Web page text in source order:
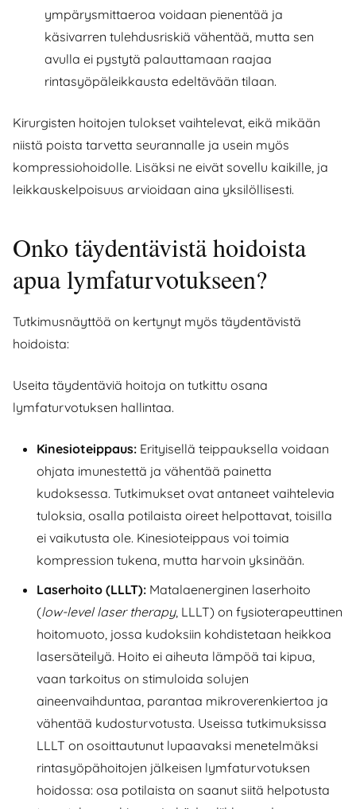
ympärysmittaeroa voidaan pienentää ja
käsivarren tulehdusriskiä vähentää, mutta sen
avulla ei pystytä palauttamaan raajaa
rintasyöpäleikkausta edeltävään tilaan.
Kirurgisten hoitojen tulokset vaihtelevat, eikä mikään
niistä poista tarvetta seurannalle ja usein myös
kompressiohoidolle. Lisäksi ne eivät sovellu kaikille, ja
leikkauskelpoisuus arvioidaan aina yksilöllisesti.
Onko täydentävistä hoidoista
apua lymfaturvotukseen?
Tutkimusnäyttöä on kertynyt myös täydentävistä
hoidoista:
Useita täydentäviä hoitoja on tutkittu osana
lymfaturvotuksen hallintaa.
Kinesioteippaus: Erityisellä teippauksella voidaan
ohjata imunestettä ja vähentää painetta
kudoksessa. Tutkimukset ovat antaneet vaihtelevia
tuloksia, osalla potilaista oireet helpottavat, toisilla
ei vaikutusta ole. Kinesioteippaus voi toimia
kompression tukena, mutta harvoin yksinään.
Laserhoito (LLLT): Matalaenerginen laserhoito
(low-level laser therapy, LLLT) on fysioterapeuttinen
hoitomuoto, jossa kudoksiin kohdistetaan heikkoa
lasersäteilyä. Hoito ei aiheuta lämpöä tai kipua,
vaan tarkoitus on stimuloida solujen
aineenvaihduntaa, parantaa mikroverenkiertoa ja
vähentää kudosturvotusta. Useissa tutkimuksissa
LLLT on osoittautunut lupaavaksi menetelmäksi
rintasyöpähoitojen jälkeisen lymfaturvotuksen
hoidossa: osa potilaista on saanut siitä helpotusta